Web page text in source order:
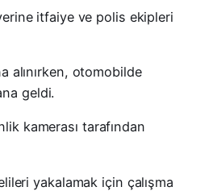
itfaiye ve polis ekipleri
alınırken, otomobilde
geldi.
kamerası tarafından
yakalamak için çalışma